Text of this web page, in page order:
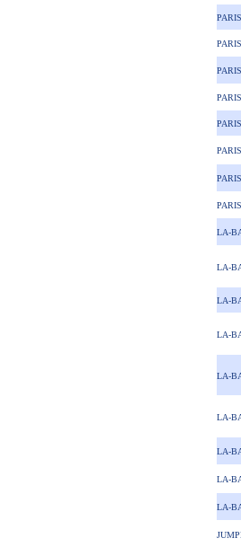
LA-
LA-
LA-
LA-
LA-
LA-
LA-
LA-
LA-